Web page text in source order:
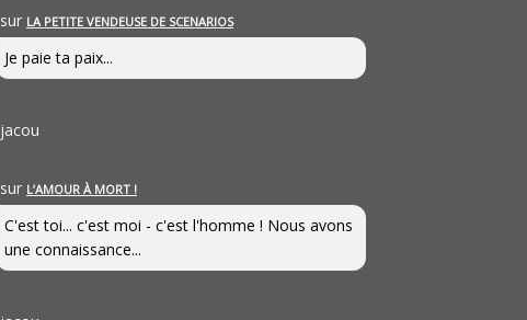
sur LA PETITE VENDEUSE DE SCENARIOS
Je paie ta paix...
jacou
sur L’AMOUR À MORT !
C'est toi... c'est moi - c'est l'homme ! Nous avons
une connaissance...